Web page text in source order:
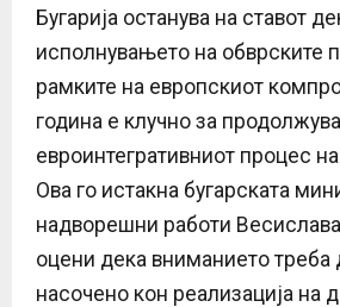
N
U
Бугарија останува на ставот
исполнувањето на обврските
рамките на европскиот
година е клучно за
евроинтегративниот процес
Ова го истакна бугарската
надворешни работи Весислава
оцени дека вниманието треба
насочено кон реализација на